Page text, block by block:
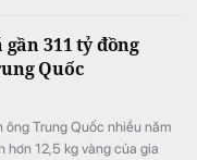
311 tỷ đồng
Quốc
ông Trung Quốc nhiều năm
hơn 12,5 kg vàng của gia